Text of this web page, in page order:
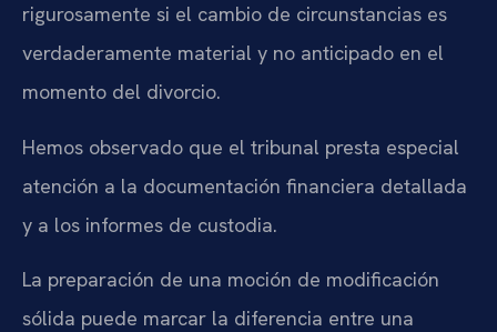
rigurosamente si el cambio de circunstancias es
verdaderamente material y no anticipado en el
momento del divorcio.
Hemos observado que el tribunal presta especial
atención a la documentación financiera detallada
y a los informes de custodia.
La preparación de una moción de modificación
sólida puede marcar la diferencia entre una